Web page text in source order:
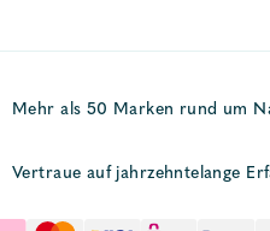
Mehr als 50 Marken rund um
Vertraue auf jahrzehntelange